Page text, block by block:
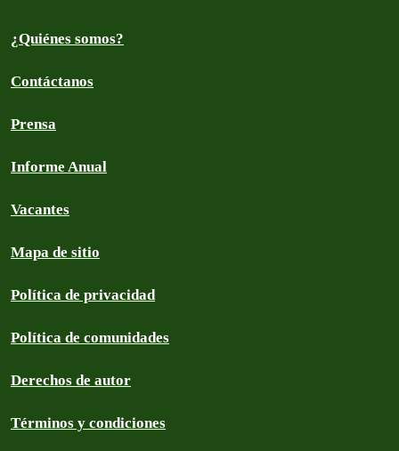
¿Quiénes somos?
Contáctanos
Prensa
Informe Anual
Vacantes
Mapa de sitio
Política de privacidad
Política de comunidades
Derechos de autor
Términos y condiciones